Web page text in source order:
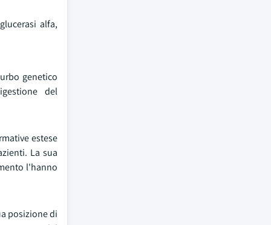
alfa,
genetico
del
estese
La sua
l'hanno
posizione di